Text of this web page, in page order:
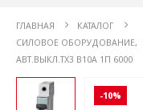
ГЛАВНАЯ
КАТАЛОГ
СИЛОВОЕ ОБОРУДОВАНИЕ,
АВТ.ВЫКЛ.TX3 B10A 1П 6000
-10%